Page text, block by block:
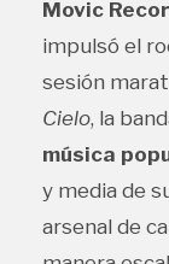
Movic
impulsó el
sesión
Cielo, la
música
y media de
arsenal de